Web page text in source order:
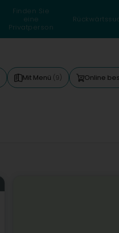
Finden Sie
eine
Privatperson
Mit Menü (9) Online